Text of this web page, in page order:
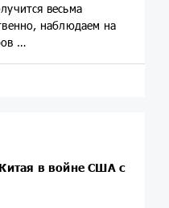
весьма
наблюдаем на
…
в войне США с